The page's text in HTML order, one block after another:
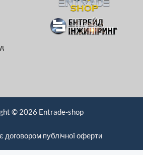
© 2026 Entrade-shop
договором публічної оферти